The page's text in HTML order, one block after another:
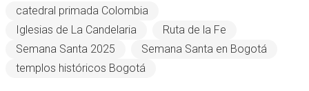
catedral primada Colombia
Iglesias de La Candelaria
Ruta de la Fe
Semana Santa 2025
Semana Santa en Bogotá
templos históricos Bogotá